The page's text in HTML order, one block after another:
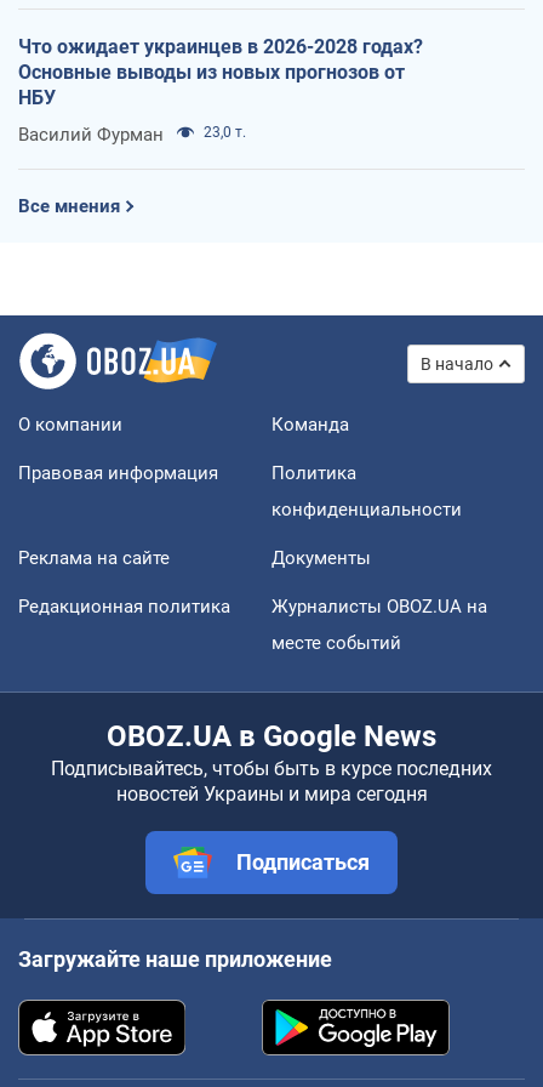
Что ожидает украинцев в 2026-2028 годах?
Основные выводы из новых прогнозов от
НБУ
Василий Фурман 23,0 т.
Все мнения
В начало
О компании Команда
Правовая информация
Политика
конфиденциальности
Реклама на сайте Документы
Редакционная политика
Журналисты OBOZ.UA на
месте событий
OBOZ.UA в Google News
Подписывайтесь, чтобы быть в курсе последних
новостей Украины и мира сегодня
Подписаться
Загружайте наше приложение